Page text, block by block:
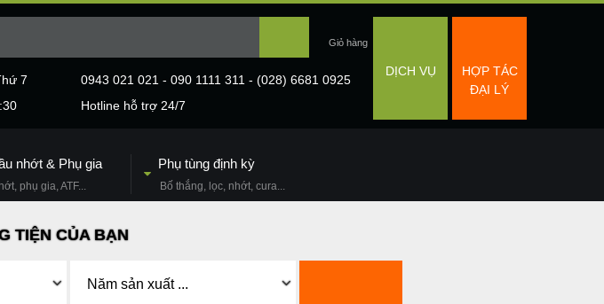
HỢP TÁC
ĐẠI LÝ
DỊCH VỤ
7
0943 021 021 - 090 1111 311 - (028) 6681 0925
Hotline hỗ trợ 24/7
nhớt & Phụ gia
phụ gia, ATF...
Phụ tùng định kỳ
Bố thắng, lọc, nhớt, cura...
TIỆN CỦA BẠN